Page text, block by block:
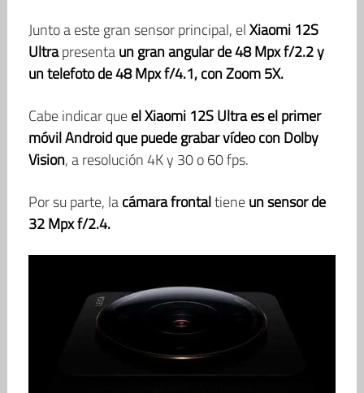
Junto a este gran sensor principal, elXiaomi 12S
Ultrapresentaun gran angular de 48 Mpx f/2.2 y
un telefoto de 48 Mpx f/4.1, con Zoom 5X.
Cabe indicar queel Xiaomi 12S Ultra esel primer
móvil Android que puede grabar vídeo con Dolby
Vision, a resolución 4K y 30 o 60 fps.
Por su parte, lacámara frontaltieneun sensor de
32 Mpx f/2.4.